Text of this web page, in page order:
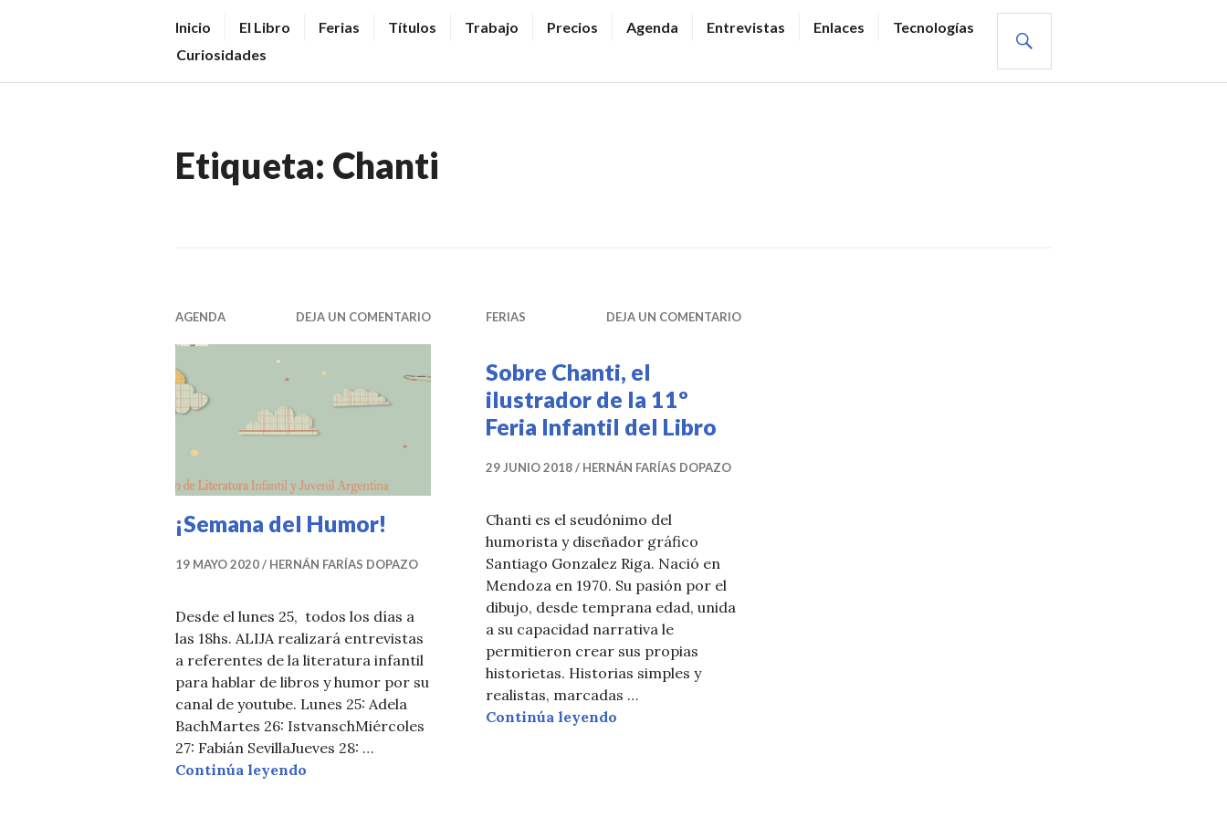
V
E
N
R
S
O
T
I
A
Inicio El Libro Ferias Títulos Trabajo Precios Agenda Entrevistas Enlaces
Tecnologías
Curiosidades
Etiqueta: Chanti
AGENDA DEJA UN COMENTARIO
¡Semana del Humor!
19 MAYO 2020 HERNÁN FARÍAS DOPAZO
Desde el lunes 25, todos los días a
las 18hs. ALIJA realizará entrevistas
a referentes de la literatura infantil
para hablar de libros y humor por su
canal de youtube. Lunes 25: Adela
BachMartes 26: IstvanschMiércoles
27: Fabián SevillaJueves 28: …
Continúa leyendo
FERIAS DEJA UN COMENTARIO
Sobre Chanti, el
ilustrador de la 11º
Feria Infantil del Libro
29 JUNIO 2018 HERNÁN FARÍAS DOPAZO
Chanti es el seudónimo del
humorista y diseñador gráfico
Santiago Gonzalez Riga. Nació en
Mendoza en 1970. Su pasión por el
dibujo, desde temprana edad, unida
a su capacidad narrativa le
permitieron crear sus propias
historietas. Historias simples y
realistas, marcadas …
Continúa leyendo